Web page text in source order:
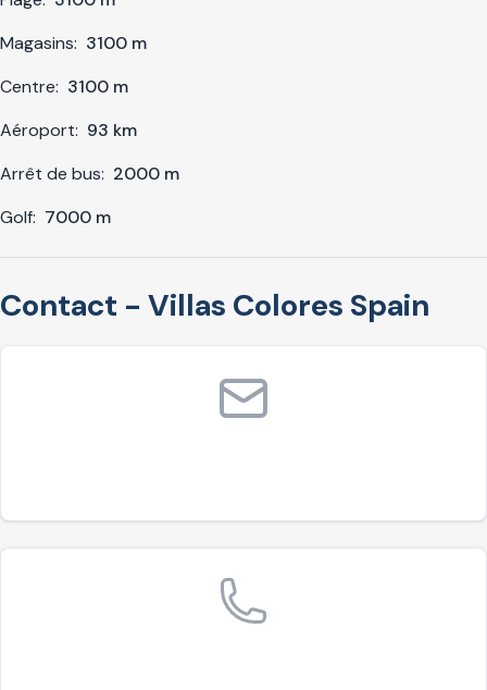
Magasins: 3100 m
Centre: 3100 m
Aéroport: 93 km
Arrêt de bus: 2000 m
Golf: 7000 m
Contact - Villas Colores Spain